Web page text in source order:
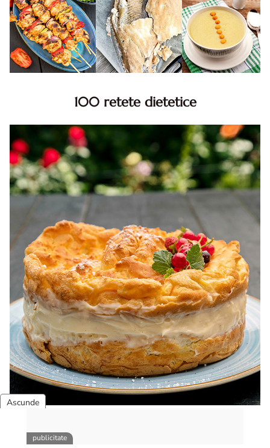
100 retete dietetice
dietetice. Idei retete dietetice. 100 Retete mancare
pentru dieta.